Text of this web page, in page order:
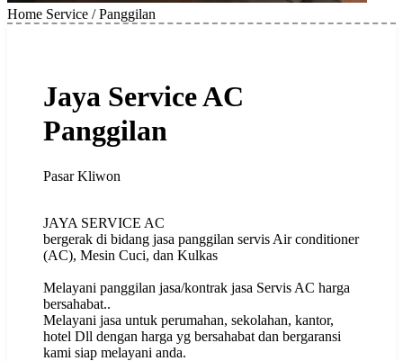
Home Service / Panggilan
Jaya Service AC
Panggilan
Pasar Kliwon
JAYA SERVICE AC
‌bergerak di bidang jasa panggilan servis Air conditioner
(AC), Mesin Cuci, dan Kulkas
Melayani panggilan jasa/kontrak jasa Servis AC harga
bersahabat..
Melayani jasa untuk perumahan, sekolahan, kantor,
hotel Dll dengan harga yg bersahabat dan bergaransi
kami siap melayani anda.